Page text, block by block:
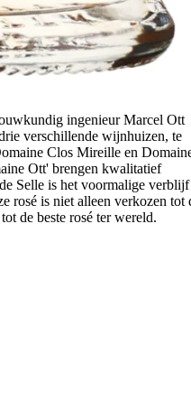
ingenieur Marcel Ott
verschillende wijnhuizen, te
Clos Mireille en
Ott' brengen kwalitatief
Selle is het voormalige verblijf
rosé is niet alleen verkozen tot
de beste rosé ter wereld.